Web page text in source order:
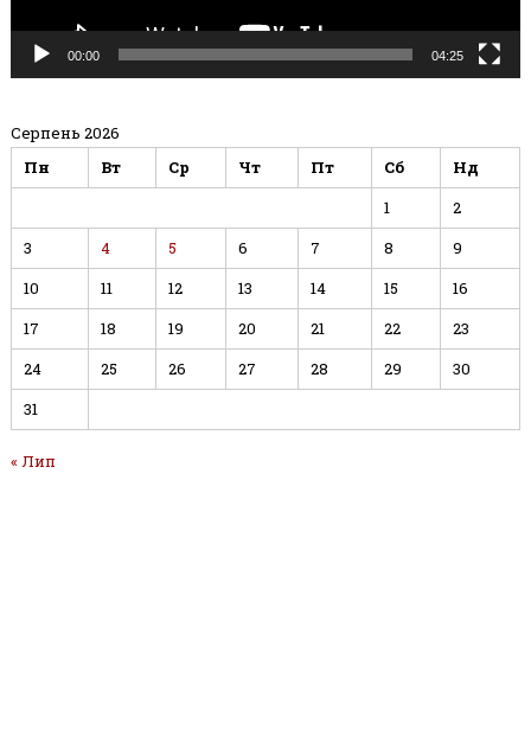
00:00 04:25
Серпень 2026
Пн
Вт Ср Чт Пт Сб
Нд
1
2
3
4 5 6 7 8
9
10
11 12 13 14 15
16
17
18 19 20 21 22
23
24
25 26 27 28 29
30
31
« Лип